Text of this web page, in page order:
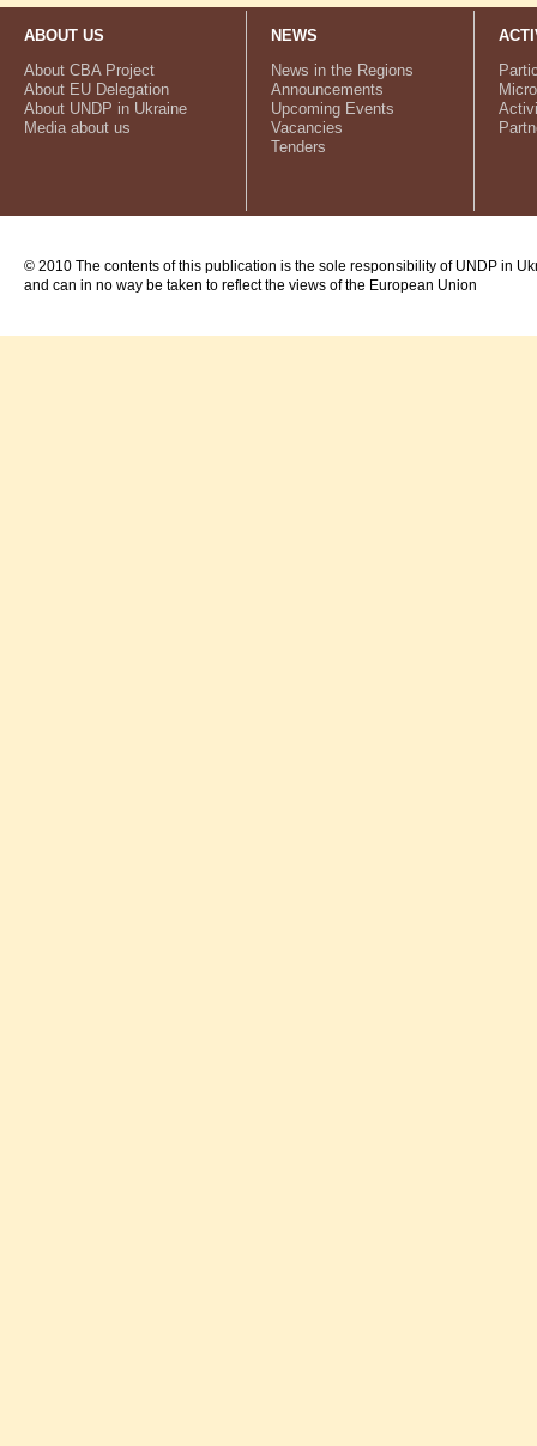
ABOUT US
About CBA Project
About EU Delegation
About UNDP in Ukraine
Media about us
NEWS
News in the Regions
Announcements
Upcoming Events
Vacancies
Tenders
© 2010 The contents of this publication is the sole responsibility of UNDP in
and can in no way be taken to reflect the views of the European Union